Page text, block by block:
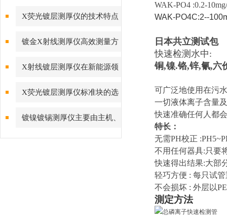
X荧光镀层测厚仪的技术特点
解读
镀金X射线测厚仪高效测量方
X射线镀层测厚仪在新能源领
域的应用
X荧光镀层测厚仪标准块的选
择方法
镀镍镀锡测厚仪主要由主机、
测试头、计算机等部分组成
WAK-PO4 :0.2-
WAK-PO4C:2--100
日本共立测试包
快速检测水中:
铜,镍.铬,锌,氰,六
可广泛地使用在污
一切液体离子含量
快速准确任何人都
特长：
无需PH校正
不用任何器具:只要
快速得出结果:大部
轻巧方便 : 每只试
不会损坏 : 外层以
測定方法